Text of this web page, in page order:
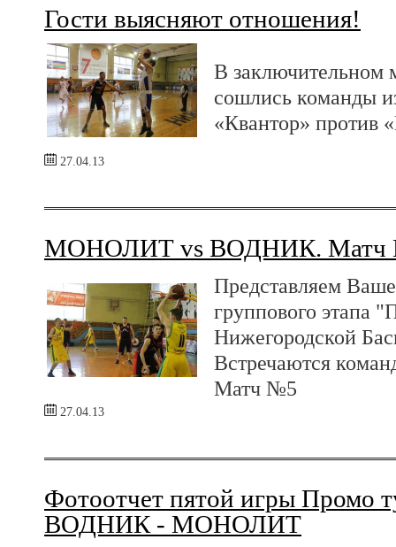
Гости выясняют отношения!
В заключительном
сошлись команды
«Квантор» против
27.04.13
МОНОЛИТ vs ВОДНИК. Матч
Представляем
группового этапа
Нижегородской
Встречаются
Матч №5
27.04.13
Фотоотчет пятой игры Промо
ВОДНИК - МОНОЛИТ